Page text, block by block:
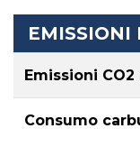
EMISSIONI
Emissioni
Consumo